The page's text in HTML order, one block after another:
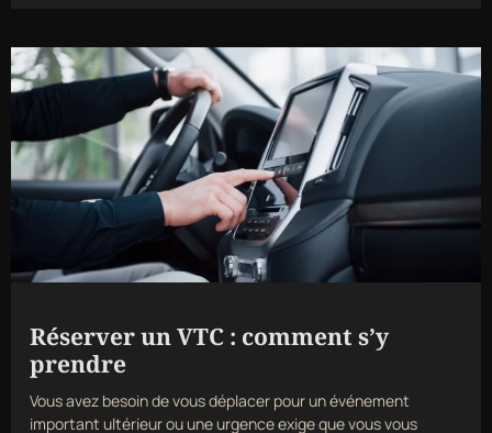
Réserver un VTC : comment s’y
prendre
Vous avez besoin de vous déplacer pour un événement
important ultérieur ou une urgence exige que vous vous